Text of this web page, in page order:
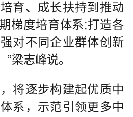
育、成长扶持到推动
梯度培育体系;打造各
对不同企业群体创新
梁志峰说。
逐步构建起优质中
系，示范引领更多中